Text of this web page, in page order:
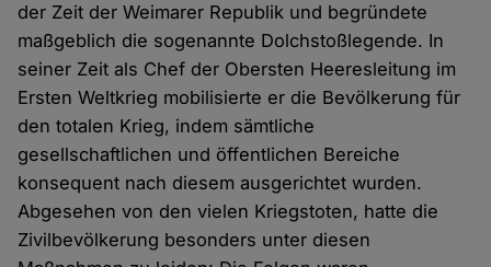
der Zeit der Weimarer Republik und begründete
maßgeblich die sogenannte Dolchstoßlegende. In
seiner Zeit als Chef der Obersten Heeresleitung im
Ersten Weltkrieg mobilisierte er die Bevölkerung für
den totalen Krieg, indem sämtliche
gesellschaftlichen und öffentlichen Bereiche
konsequent nach diesem ausgerichtet wurden.
Abgesehen von den vielen Kriegstoten, hatte die
Zivilbevölkerung besonders unter diesen